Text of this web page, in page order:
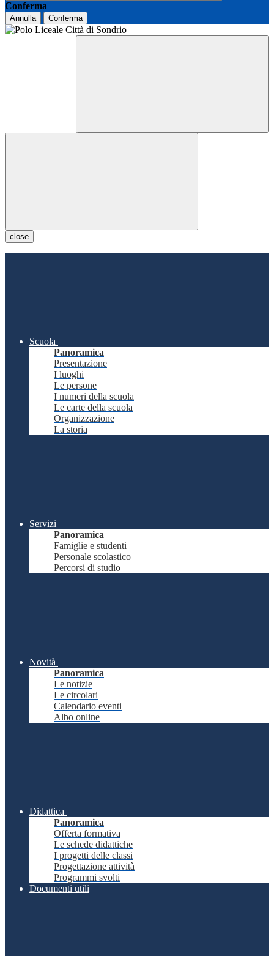
Conferma
Annulla Conferma
close
Scuola
Panoramica
Presentazione
I luoghi
Le persone
I numeri della scuola
Le carte della scuola
Organizzazione
La storia
Servizi
Panoramica
Famiglie e studenti
Personale scolastico
Percorsi di studio
Novità
Panoramica
Le notizie
Le circolari
Calendario eventi
Albo online
Didattica
Panoramica
Offerta formativa
Le schede didattiche
I progetti delle classi
Progettazione attività
Programmi svolti
Documenti utili